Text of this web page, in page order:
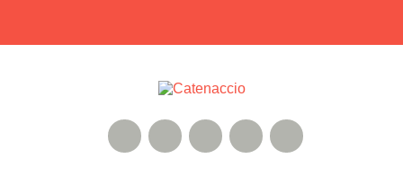
Twitter
Google+
Instagram
Xing
RSS Feed